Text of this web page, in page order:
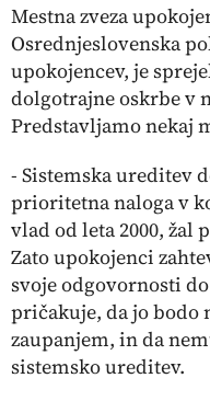
Mestna zveza
Osrednjeslovenska
upokojencev, je
dolgotrajne oskrbe v
Predstavljamo nekaj
- Sistemska ureditev
prioritetna naloga v
vlad od leta 2000, žal
Zato upokojenci
svoje odgovornosti
pričakuje, da jo
zaupanjem, in da
sistemsko ureditev.